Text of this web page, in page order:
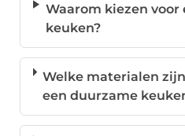
Waarom kiezen voor
keuken?
Welke materialen
een duurzame